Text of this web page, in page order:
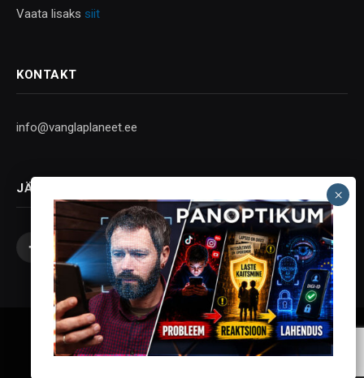
Vaata lisaks siit
KONTAKT
info@vanglaplaneet.ee
JÄLGI SOTSIAALMEEDIAS
Facebook
X
(Twitter)
InstagramYouTubeTelegram
Vanglaplaneet - Vastupanu Vaim